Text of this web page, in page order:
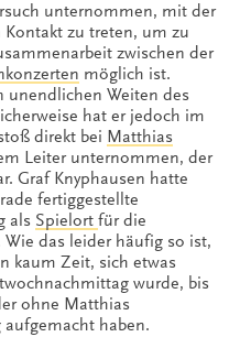
unternommen, mit der
Kontakt zu treten, um zu
zwischen der
möglich ist.
unendlichen Weiten des
hat er jedoch im
direkt bei Matthias
Leiter unternommen, der
Graf Knyphausen hatte
fertiggestellte
als Spielort für die
das leider häufig so ist,
kaum Zeit, sich etwas
wurde, bis
ohne Matthias
haben.